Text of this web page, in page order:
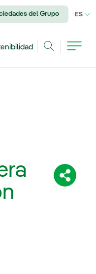
del Grupo ES